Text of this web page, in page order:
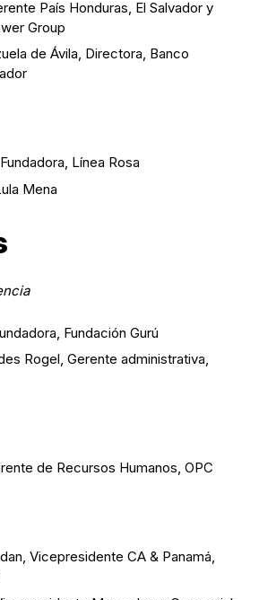
País Honduras, El Salvador y
Group
de Ávila, Directora, Banco
Línea Rosa
Mena
Fundación Gurú
Rogel, Gerente administrativa,
de Recursos Humanos, OPC
Vicepresidente CA & Panamá,